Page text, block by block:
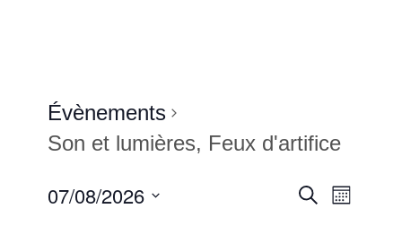
Évènements
Son et lumières, Feux d'artifice
Recherche
de
Mois
07/08/2026